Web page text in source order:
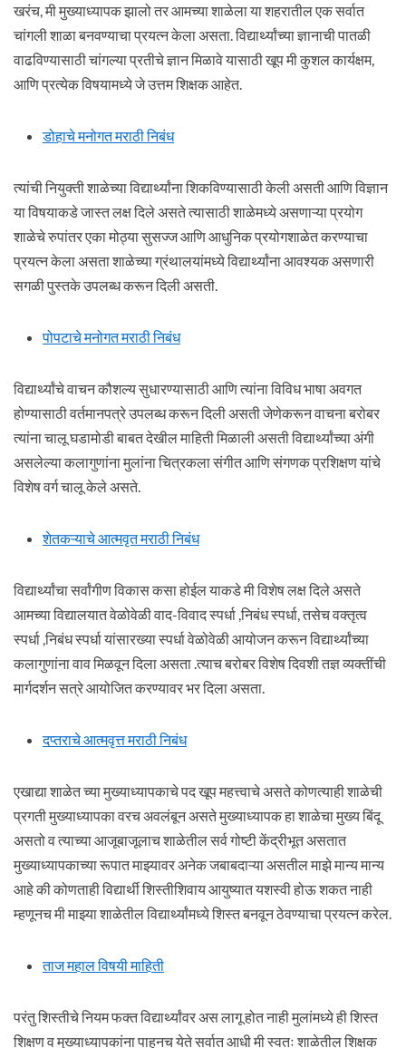
खरंच, मी मुख्याध्यापक झालो तर आमच्या शाळेला या शहरातील एक सर्वात
चांगली शाळा बनवण्याचा प्रयत्न केला असता. विद्यार्थ्यांच्या ज्ञानाची पातळी
वाढविण्यासाठी चांगल्या प्रतीचे ज्ञान मिळावे यासाठी खूप मी कुशल कार्यक्षम,
आणि प्रत्येक विषयामध्ये जे उत्तम शिक्षक आहेत.
डोहाचे मनोगत मराठी निबंध
त्यांची नियुक्ती शाळेच्या विद्यार्थ्यांना शिकविण्यासाठी केली असती आणि विज्ञान
या विषयाकडे जास्त लक्ष दिले असते त्यासाठी शाळेमध्ये असणाऱ्या प्रयोग
शाळेचे रुपांतर एका मोठ्या सुसज्ज आणि आधुनिक प्रयोगशाळेत करण्याचा
प्रयत्न केला असता शाळेच्या ग्रंथालयांमध्ये विद्यार्थ्यांना आवश्यक असणारी
सगळी पुस्तके उपलब्ध करून दिली असती.
पोपटाचे मनोगत मराठी निबंध
विद्यार्थ्यांचे वाचन कौशल्य सुधारण्यासाठी आणि त्यांना विविध भाषा अवगत
होण्यासाठी वर्तमानपत्रे उपलब्ध करून दिली असती जेणेकरून वाचना बरोबर
त्यांना चालू घडामोडी बाबत देखील माहिती मिळाली असती विद्यार्थ्यांच्या अंगी
असलेल्या कलागुणांना मुलांना चित्रकला संगीत आणि संगणक प्रशिक्षण यांचे
विशेष वर्ग चालू केले असते.
शेतकऱ्याचे आत्मवृत मराठी निबंध
विद्यार्थ्यांचा सर्वांगीण विकास कसा होईल याकडे मी विशेष लक्ष दिले असते
आमच्या विद्यालयात वेळोवेळी वाद-विवाद स्पर्धा ,निबंध स्पर्धा, तसेच वक्तृत्व
स्पर्धा ,निबंध स्पर्धा यांसारख्या स्पर्धा वेळोवेळी आयोजन करून विद्यार्थ्यांच्या
कलागुणांना वाव मिळवून दिला असता .त्याच बरोबर विशेष दिवशी तज्ञ व्यक्तींची
मार्गदर्शन सत्रे आयोजित करण्यावर भर दिला असता.
दप्तराचे आत्मवृत्त मराठी निबंध
एखाद्या शाळेत च्या मुख्याध्यापकाचे पद खूप महत्त्वाचे असते कोणत्याही शाळेची
प्रगती मुख्याध्यापका वरच अवलंबून असते मुख्याध्यापक हा शाळेचा मुख्य बिंदू
असतो व त्याच्या आजूबाजूलाच शाळेतील सर्व गोष्टी केंद्रीभूत असतात
मुख्याध्यापकाच्या रूपात माझ्यावर अनेक जबाबदाऱ्या असतील माझे मान्य मान्य
आहे की कोणताही विद्यार्थी शिस्तीशिवाय आयुष्यात यशस्वी होऊ शकत नाही
म्हणूनच मी माझ्या शाळेतील विद्यार्थ्यांमध्ये शिस्त बनवून ठेवण्याचा प्रयत्न करेल.
ताज महाल विषयी माहिती
परंतु शिस्तीचे नियम फक्त विद्यार्थ्यांवर अस लागू होत नाही मुलांमध्ये ही शिस्त
शिक्षण व मुख्याध्यापकांना पाहूनच येते सर्वात आधी मी स्वतः शाळेतील शिक्षक